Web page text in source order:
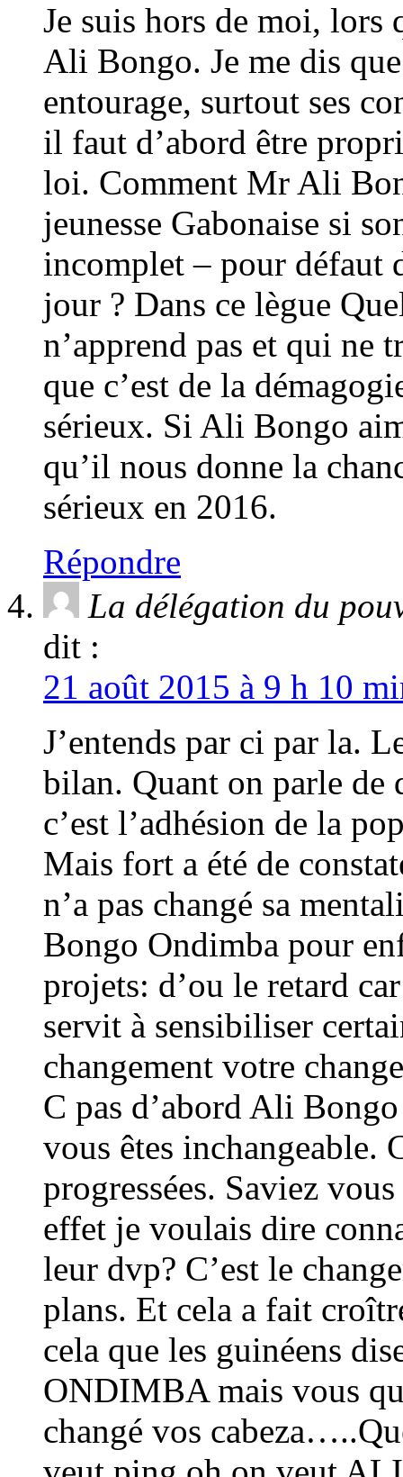
Je suis hors de moi, lors
Ali Bongo. Je me dis
entourage, surtout ses
il faut d’abord être
loi. Comment Mr Ali
jeunesse Gabonaise si
incomplet – pour défaut
jour ? Dans ce lègue
n’apprend pas et qui ne
que c’est de la
sérieux. Si Ali Bongo
qu’il nous donne la
sérieux en 2016.
Répondre
La délégation du
dit :
21 août 2015 à 9 h 10
J’entends par ci par la.
bilan. Quant on parle
c’est l’adhésion de la
Mais fort a été de
n’a pas changé sa
Bongo Ondimba pour
projets: d’ou le retard
servit à sensibiliser
changement votre
C pas d’abord Ali
vous êtes inchangeable.
progressées. Saviez
effet je voulais dire
leur dvp? C’est le
plans. Et cela a fait
cela que les guinéens
ONDIMBA mais vous
changé vos